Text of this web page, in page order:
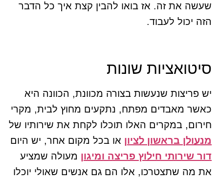
שעשה את זה. אז בואו להבין קצת איך כל הדבר
הזה יכול לעבוד.
סיטואציות שונות
יש פריצות שנעשות בצורה מכוונת, הכוונה היא
כאשר מאבדים מפתח, נתקעים מחוץ לבית, מקרי
חירום, במקרים האלו תוכלו לקחת את שירותיו של
מנעולן בראשון לציון או בכל מקום אחר, יש היום
דור שירותי חילוץ פריצה ומיגון מעולה שמציע
את מה שתצטרכו, אלו הם גם אנשים שאולי יוכלו